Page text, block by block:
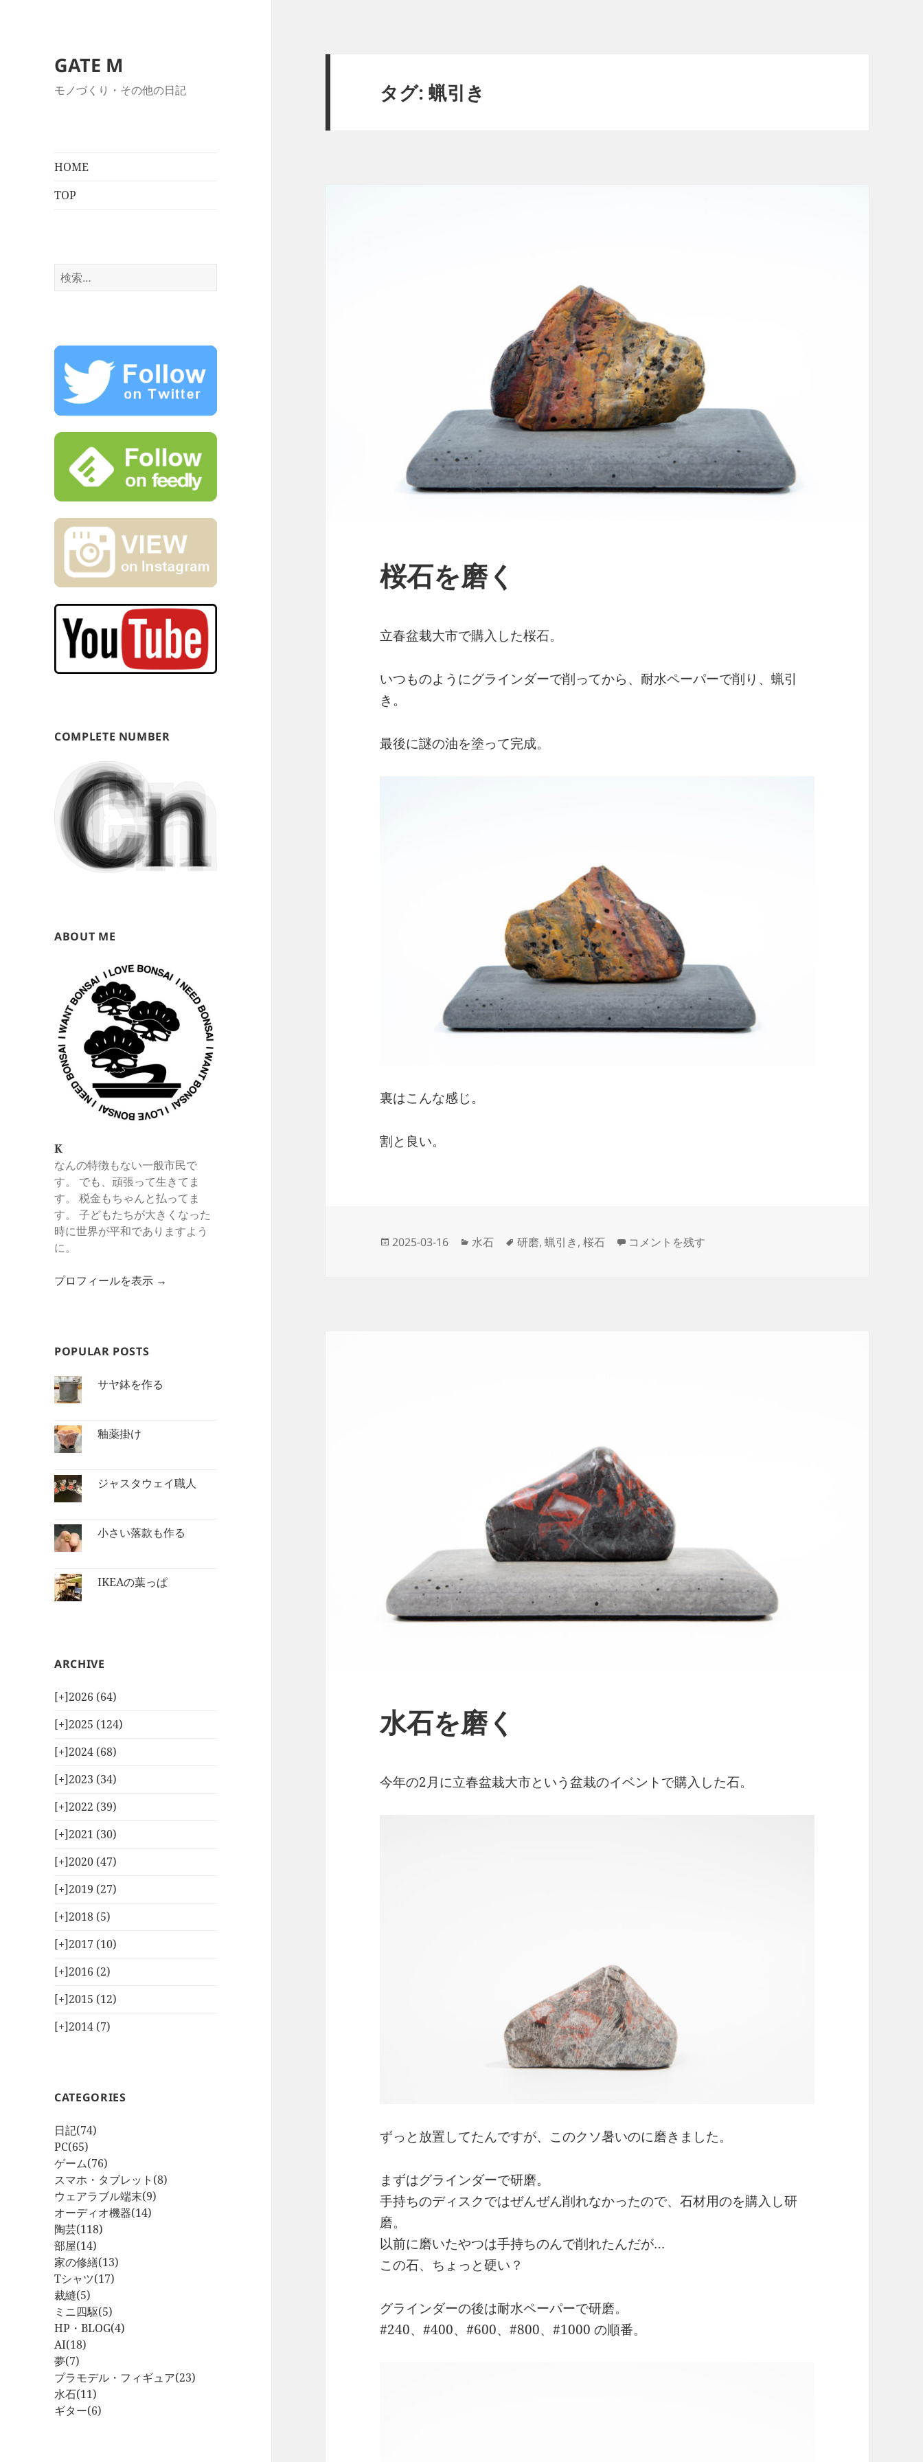
GATE M
モノづくり・その他の日記
HOME
TOP
検
索:
COMPLETE NUMBER
ABOUT ME
K
なんの特徴もない一般市民で
す。 でも、頑張って生きてま
す。 税金もちゃんと払ってま
す。 子どもたちが大きくなった
時に世界が平和でありますよう
に。
プロフィールを表示 →
POPULAR POSTS
サヤ鉢を作る
釉薬掛け
ジャスタウェイ職人
小さい落款も作る
IKEAの葉っぱ
ARCHIVE
[+]2026 (64)
[+]2025 (124)
[+]2024 (68)
[+]2023 (34)
[+]2022 (39)
[+]2021 (30)
[+]2020 (47)
[+]2019 (27)
[+]2018 (5)
[+]2017 (10)
[+]2016 (2)
[+]2015 (12)
[+]2014 (7)
CATEGORIES
日記(74)
PC(65)
ゲーム(76)
スマホ・タブレット (8)
ウェアラブル端末(9)
オーディオ機器(14)
陶芸(118)
部屋(14)
家の修繕(13)
Tシャツ(17)
裁縫(5)
ミニ四駆(5)
HP・BLOG(4)
AI(18)
夢(7)
プラモデル・フィギュア(23)
水石(11)
ギター(6)
タグ:蝋引き
桜石を磨く
立春盆栽大市で購入した桜石。
いつものようにグラインダーで削ってから、耐水ペーパーで削り、蝋引
き。
最後に謎の油を塗って完成。
裏はこんな感じ。
割と良い。
投
2025-03-16
カ
水石
タ
研磨,蝋引き,桜石 桜石を磨く に
コメントを残す
水石を磨く
今年の2月に立春盆栽大市という盆栽のイベントで購入した石。
ずっと放置してたんですが、このクソ暑いのに磨きました。
まずはグラインダーで研磨。
手持ちのディスクではぜんぜん削れなかったので、石材用のを購入し研
磨。
以前に磨いたやつは手持ちのんで削れたんだが…
この石、ちょっと硬い？
グラインダーの後は耐水ペーパーで研磨。
#240、#400、#600、#800、#1000 の順番。